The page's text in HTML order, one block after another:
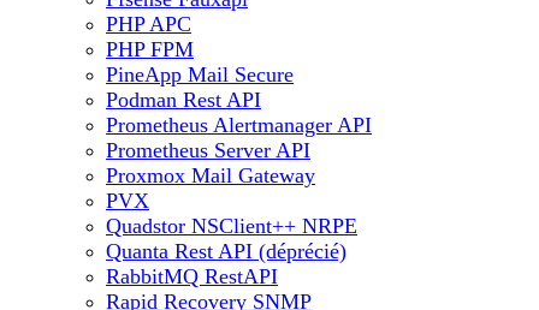
PHP APC
PHP FPM
PineApp Mail Secure
Podman Rest API
Prometheus Alertmanager API
Prometheus Server API
Proxmox Mail Gateway
PVX
Quadstor NSClient++ NRPE
Quanta Rest API (déprécié)
RabbitMQ RestAPI
Rapid Recovery SNMP